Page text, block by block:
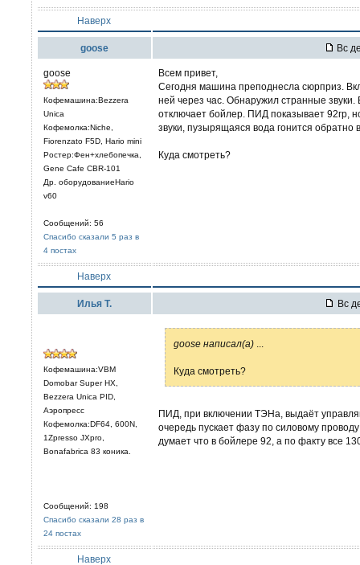
Наверх
goose Вс
goose
Кофемашина:Bezzera
Unica
Кофемолка:Niche,
Fiorenzato F5D, Hario mini
Ростер:Фен+хлебопечка,
Gene Cafe CBR-101
Др. оборудованиеHario
v60
Сообщений: 56
Спасибо сказали 5 раз в
4 постах
Всем привет,
Сегодня машина преподнесла сюрприз.
ней через час. Обнаружил странные
отключает бойлер. ПИД показывает 92гр,
звуки, пузырящаяся вода гонится обратно
Куда смотреть?
Наверх
Илья Т. Вс
Кофемашина:VBM
Domobar Super HX,
Bezzera Unica PID,
Аэропресс
Кофемолка:DF64, 600N,
1Zpresso JXpro,
Bonafabrica 83 коника.
Сообщений: 198
Спасибо сказали 28 раз в
24 постах
goose написал(а)
Куда смотреть?
ПИД, при включении ТЭНа, выдаёт
очередь пускает фазу по силовому
думает что в бойлере 92, а по факту все
Наверх